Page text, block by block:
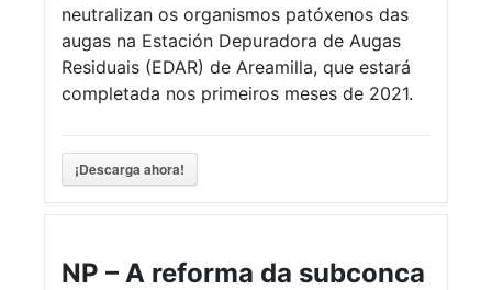
neutralizan os organismos patóxenos das
augas na Estación Depuradora de Augas
Residuais (EDAR) de Areamilla, que estará
completada nos primeiros meses de 2021.
¡Descarga ahora!
NP – A reforma da subconca